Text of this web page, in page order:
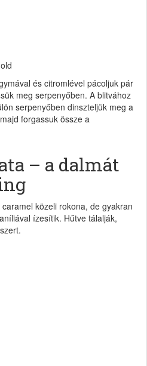
és citromlével pácoljuk pár
meg serpenyőben. A blitvához
serpenyőben dinszteljük meg a
forgassuk össze a
– a dalmát
közeli rokona, de gyakran
ízesítik. Hűtve tálalják,